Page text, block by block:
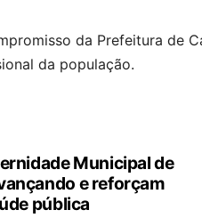
da Prefeitura de
da população.
Municipal de
e reforçam
pública